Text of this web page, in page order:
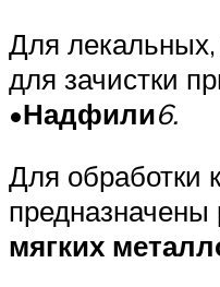
Для лекальных,
для зачистки
•Надфили6.
Для обработки
мягких